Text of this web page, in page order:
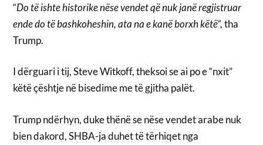
“Do të ishte historike nëse vendet që nuk janë regjistruar
ende do të bashkoheshin, ata na e kanë borxh këtë”,tha
Trump.
I dërguari i tij, Steve Witkoff, theksoi se ai po e “nxit”
këtë çështje në bisedime me të gjitha palët.
Trump ndërhyn, duke thënë se nëse vendet arabe nuk
bien dakord, SHBA-ja duhet të tërhiqet nga